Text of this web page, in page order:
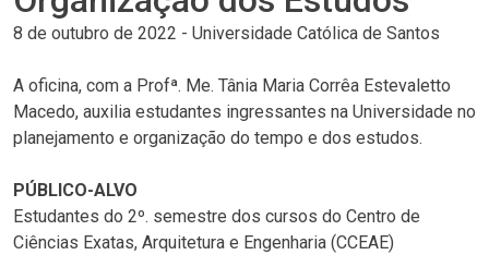
8 de outubro de 2022 - Universidade Católica de Santos
A oficina, com a Profª. Me. Tânia Maria Corrêa Estevaletto
Macedo, auxilia estudantes ingressantes na Universidade no
planejamento e organização do tempo e dos estudos.
PÚBLICO-ALVO
Estudantes do 2º. semestre dos cursos do Centro de
Ciências Exatas, Arquitetura e Engenharia (CCEAE)